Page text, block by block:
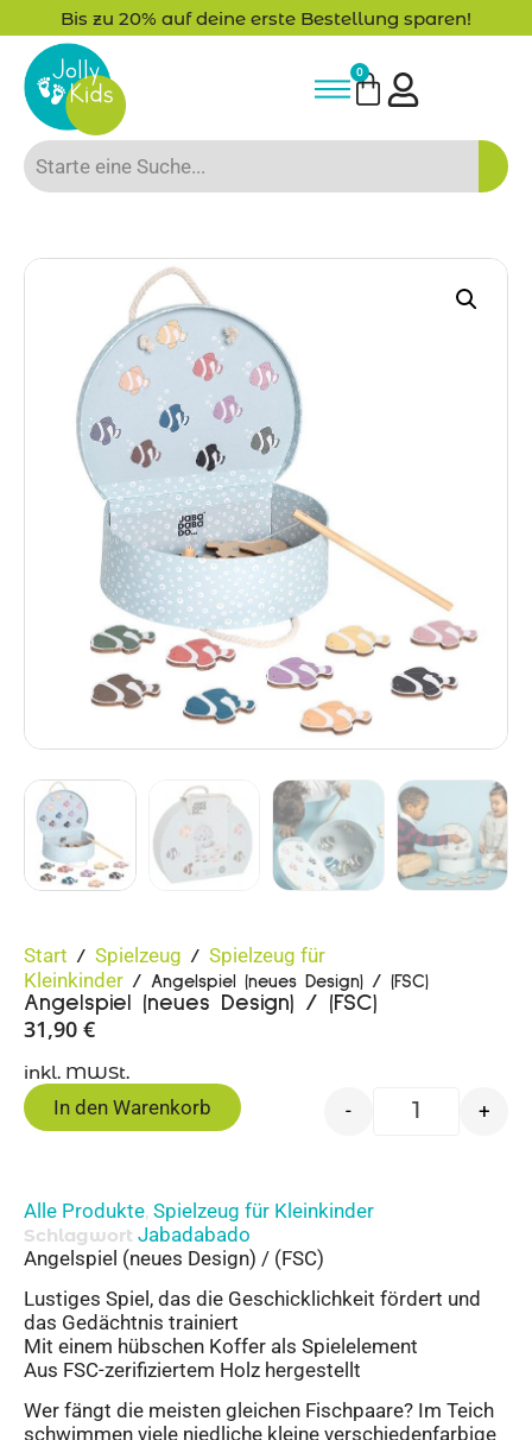
Bis zu 20% auf deine erste Bestellung sparen!
0
Start / Spielzeug / Spielzeug für
Kleinkinder / Angelspiel (neues Design) / (FSC)
Angelspiel (neues Design) / (FSC)
31,90 €
inkl. MWSt.
- +
In den Warenkorb
Alle Produkte, Spielzeug für Kleinkinder
Schlagwort Jabadabado
Angelspiel (neues Design) / (FSC)
Lustiges Spiel, das die Geschicklichkeit fördert und
das Gedächtnis trainiert
Mit einem hübschen Koffer als Spielelement
Aus FSC-zerifiziertem Holz hergestellt
Wer fängt die meisten gleichen Fischpaare? Im Teich
schwimmen viele niedliche kleine verschiedenfarbige